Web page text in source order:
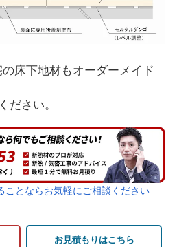
床下地材もオーダーメイド
ださい。
ことならお気軽にご相談ください
お見積もりはこちら